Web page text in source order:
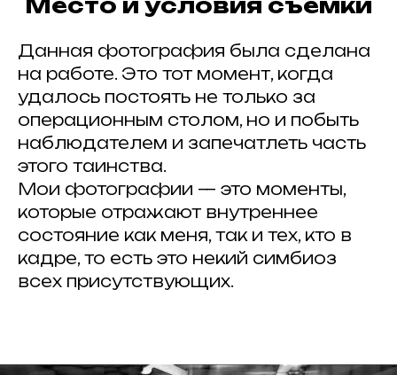
Место и условия съёмки
Данная фотография была сделана
на работе. Это тот момент, когда
удалось постоять не только за
операционным столом, но и побыть
наблюдателем и запечатлеть часть
этого таинства.
Мои фотографии — это моменты,
которые отражают внутреннее
состояние как меня, так и тех, кто в
кадре, то есть это некий симбиоз
всех присутствующих.
ВСЕ ЗАПИСИ
#
Публикуйте работы,